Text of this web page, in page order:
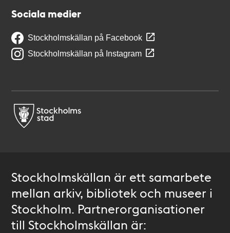
Sociala medier
Stockholmskällan på Facebook
Stockholmskällan på Instagram
Stockholmskällan är ett samarbete
mellan arkiv, bibliotek och museer i
Stockholm. Partnerorganisationer
till Stockholmskällan är: